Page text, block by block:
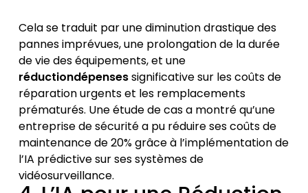
Cela se traduit par une diminution drastique des
pannes imprévues, une prolongation de la durée
de vie des équipements, et une
réductiondépensessignificative sur les coûts de
réparation urgents et les remplacements
prématurés. Une étude de cas a montré qu’une
entreprise de sécurité a pu réduire ses coûts de
maintenance de 20% grâce à l’implémentation de
l’IA prédictive sur ses systèmes de
vidéosurveillance.